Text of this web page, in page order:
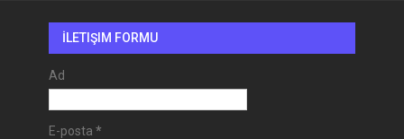
İLETIŞIM FORMU
Ad
E-posta *